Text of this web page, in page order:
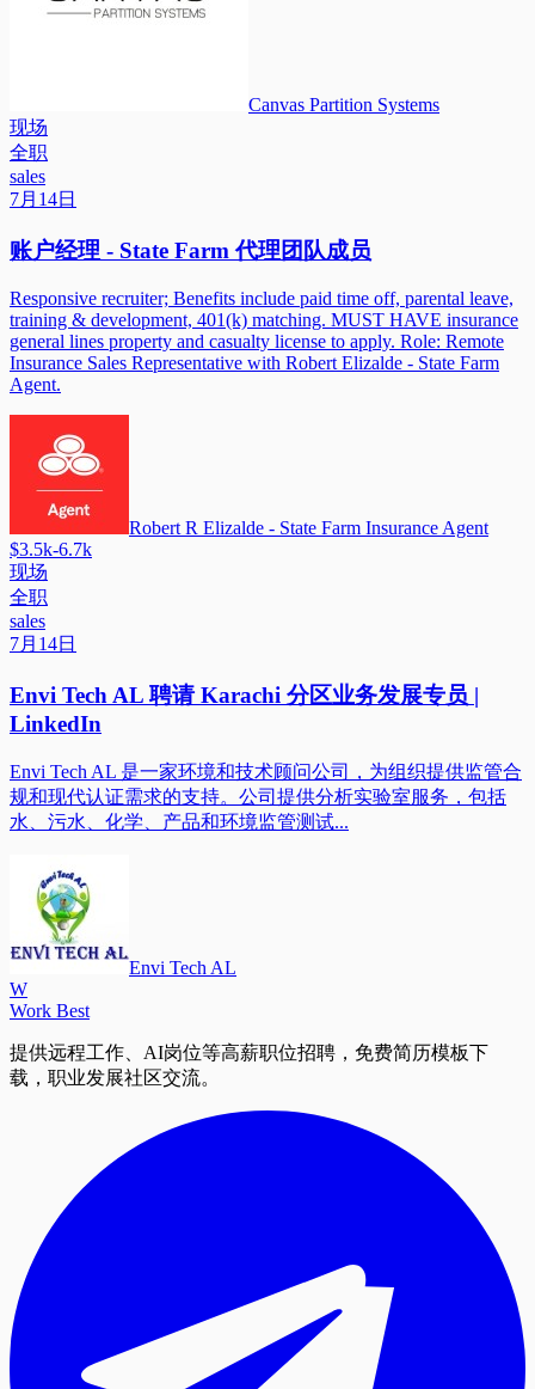
Canvas Partition Systems
现场
全职
sales
7月14日
账户经理 - State Farm 代理团队成员
Responsive recruiter; Benefits include paid time off, parental leave,
training & development, 401(k) matching. MUST HAVE insurance
general lines property and casualty license to apply. Role: Remote
Insurance Sales Representative with Robert Elizalde - State Farm
Agent.
Robert R Elizalde - State Farm Insurance Agent
$3.5k-6.7k
现场
全职
sales
7月14日
Envi Tech AL 聘请 Karachi 分区业务发展专员 |
LinkedIn
Envi Tech AL 是一家环境和技术顾问公司，为组织提供监管合
规和现代认证需求的支持。公司提供分析实验室服务，包括
水、污水、化学、产品和环境监管测试...
Envi Tech AL
W
Work Best
提供远程工作、AI岗位等高薪职位招聘，免费简历模板下
载，职业发展社区交流。